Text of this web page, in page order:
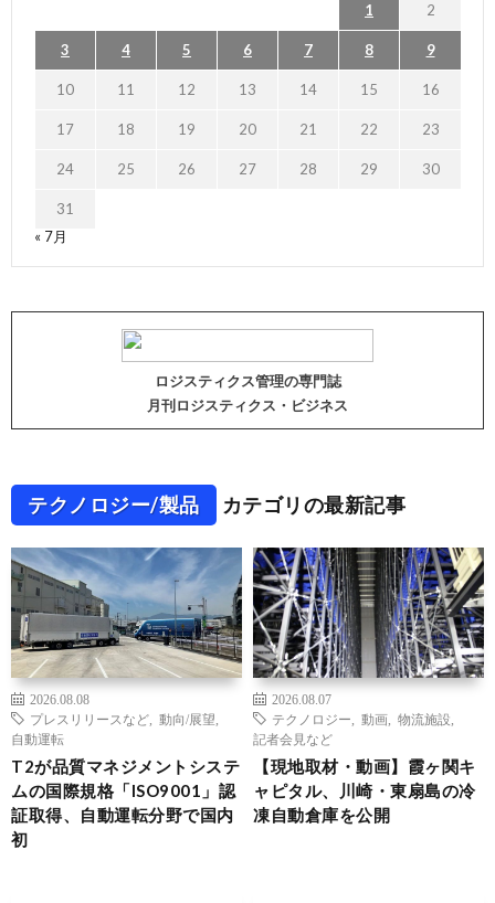
1 2
3 4 5 6 7 8 9
10 11 12 13 14 15 16
17 18 19 20 21 22 23
24 25 26 27 28 29 30
31
« 7月
ロジスティクス管理の専門誌
月刊ロジスティクス・ビジネス
テクノロジー/製品 カテゴリの最新記事
2026.08.08
プレスリリースなど
動向/展望
自動運転
T2が品質マネジメントシステ
ムの国際規格「ISO9001」認
証取得、自動運転分野で国内
初
2026.08.07
テクノロジー
動画 物流施設
記者会見など
【現地取材・動画】霞ヶ関キ
ャピタル、川崎・東扇島の冷
凍自動倉庫を公開